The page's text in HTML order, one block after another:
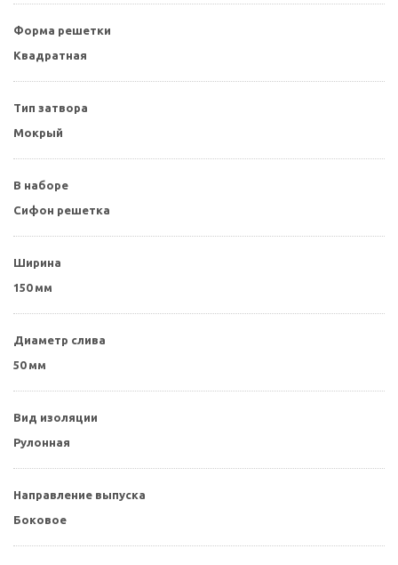
Форма решетки
Квадратная
Тип затвора
Мокрый
В наборе
Сифон решетка
Ширина
150 мм
Диаметр слива
50 мм
Вид изоляции
Рулонная
Направление выпуска
Боковое